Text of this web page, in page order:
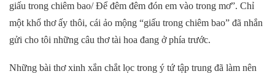
giấu trong chiêm bao/ Để đêm đêm đón em vào trong mơ”. Chỉ
một khổ thơ ấy thôi, cái ảo mộng “giấu trong chiêm bao” đã nhắn
gửi cho tôi những câu thơ tài hoa đang ở phía trước.
Những bài thơ xinh xắn chắt lọc trong ý tứ tập trung đã làm nên